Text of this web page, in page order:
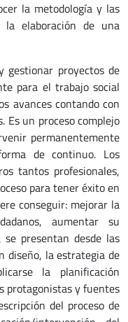
la metodología y las
la elaboración de una
gestionar proyectos de
para el trabajo social
avances contando con
Es un proceso complejo
permanentemente
de continuo. Los
tantos profesionales,
para tener éxito en
conseguir: mejorar la
aumentar su
presentan desde las
diseño, la estrategia de
la planificación
protagonistas y fuentes
del proceso de